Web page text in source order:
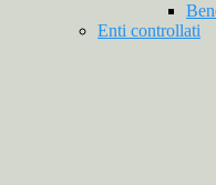
Enti controllati